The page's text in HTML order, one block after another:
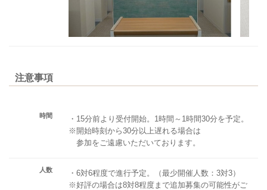
注意事項
時間
・15分前より受付開始。1時間～1時間30分を予定。
※開始時刻から30分以上遅れる場合は
参加をご遠慮いただいております。
人数
・6対6程度で進行予定。（最少開催人数：3対3）
※好評の場合は8対8程度まで追加募集の可能性がご